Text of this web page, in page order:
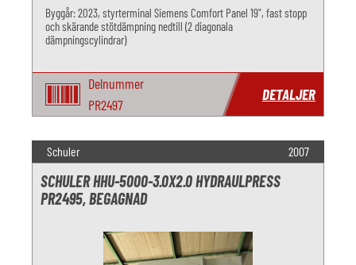
Byggår: 2023, styrterminal Siemens Comfort Panel 19", fast stopp
och skärande stötdämpning nedtill (2 diagonala
dämpningscylindrar)
Delnummer
PR2497
DETALJER
Schuler 2007
SCHULER HHU-5000-3.0X2.0 HYDRAULPRESS
PR2495, BEGAGNAD